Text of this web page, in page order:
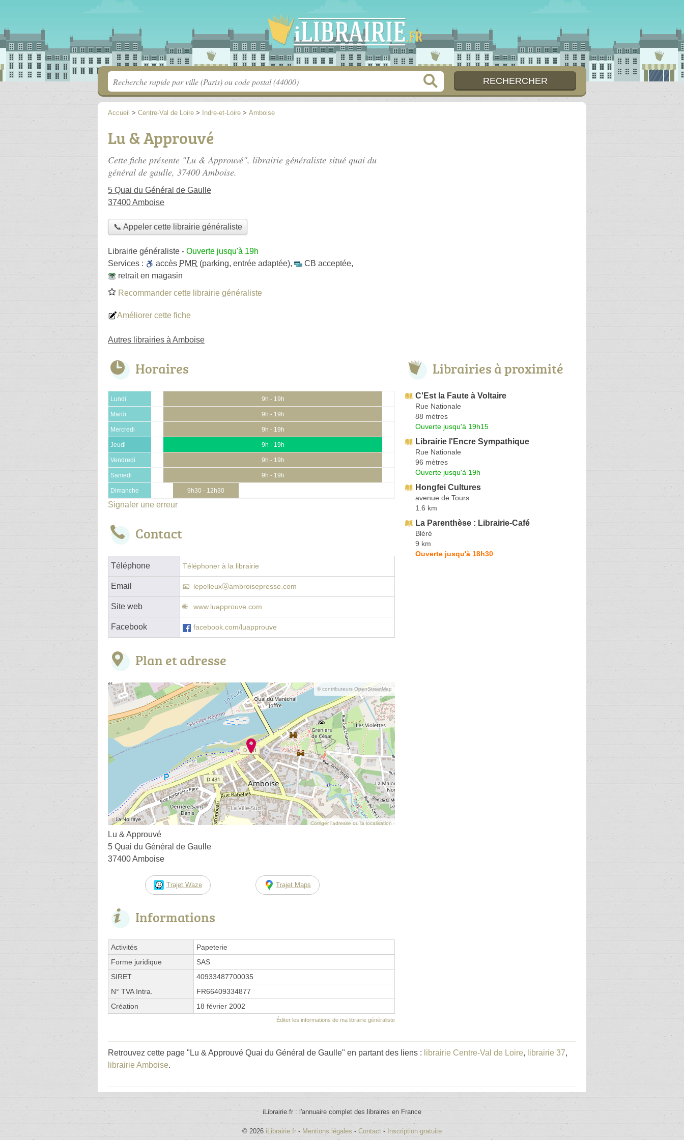
Accueil > Centre-Val de Loire > Indre-et-Loire > Amboise
Lu & Approuvé
Cette fiche présente "Lu & Approuvé", librairie généraliste situé quai du
général de gaulle, 37400 Amboise.
5 Quai du Général de Gaulle
37400 Amboise
📞 Appeler cette librairie généraliste
Librairie généraliste - Ouverte jusqu'à 19h
Services :
accès PMR (parking, entrée adaptée), CB acceptée,
retrait en magasin
Recommander cette librairie généraliste
Améliorer cette fiche
Autres librairies à Amboise
Horaires
Lundi 9h - 19h
Mardi 9h - 19h
Mercredi 9h - 19h
Jeudi 9h - 19h
Vendredi 9h - 19h
Samedi 9h - 19h
Dimanche 9h30 - 12h30
Signaler une erreur
Contact
Téléphone Téléphoner à la librairie
Email lepelleuxⓐambroisepresse.com
Site web www.luapprouve.com
Facebook facebook.com/luapprouve
Plan et adresse
© contributeurs OpenStreetMap
Corriger l’adresse ou la localisation
Lu & Approuvé
5 Quai du Général de Gaulle
37400 Amboise
Trajet Waze Trajet Maps
Informations
Activités
Papeterie
Forme juridique
SAS
SIRET
40933487700035
N° TVA Intra.
FR66409334877
Création
18 février 2002
Éditer les informations de ma librairie généraliste
Librairies à proximité
C'Est la Faute à Voltaire
Rue Nationale
88 mètres
Ouverte jusqu'à 19h15
Librairie l'Encre Sympathique
Rue Nationale
96 mètres
Ouverte jusqu'à 19h
Hongfei Cultures
avenue de Tours
1.6 km
La Parenthèse : Librairie-Café
Bléré
9 km
Ouverte jusqu'à 18h30
Retrouvez cette page "Lu & Approuvé Quai du Général de Gaulle" en partant des liens : librairie Centre-Val de Loire, librairie 37,
librairie Amboise.
iLibrairie.fr : l'annuaire complet des libraires en France
© 2026 iLibrairie.fr - Mentions légales - Contact - Inscription gratuite